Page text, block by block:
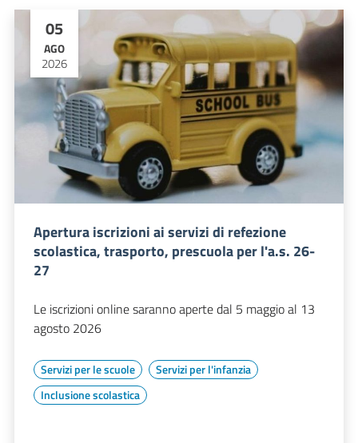
05
AGO
2026
Apertura iscrizioni ai servizi di refezione
scolastica, trasporto, prescuola per l'a.s. 26-
27
Le iscrizioni online saranno aperte dal 5 maggio al 13
agosto 2026
Servizi per le scuole
Servizi per l'infanzia
Inclusione scolastica